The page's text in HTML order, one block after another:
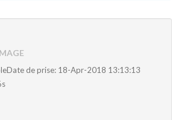
de prise: 18-Apr-2018 13:13:13